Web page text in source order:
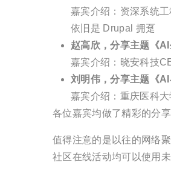
嘉宾介绍：资深系统
依旧是 Drupal 拥趸
赵高欣，分享主题《AI
嘉宾介绍：晓安科技
刘明伟，分享主题《AI
嘉宾介绍：重庆医科
各位嘉宾均做了精彩的分
值得注意的是以往的网络
社区在线活动均可以使用